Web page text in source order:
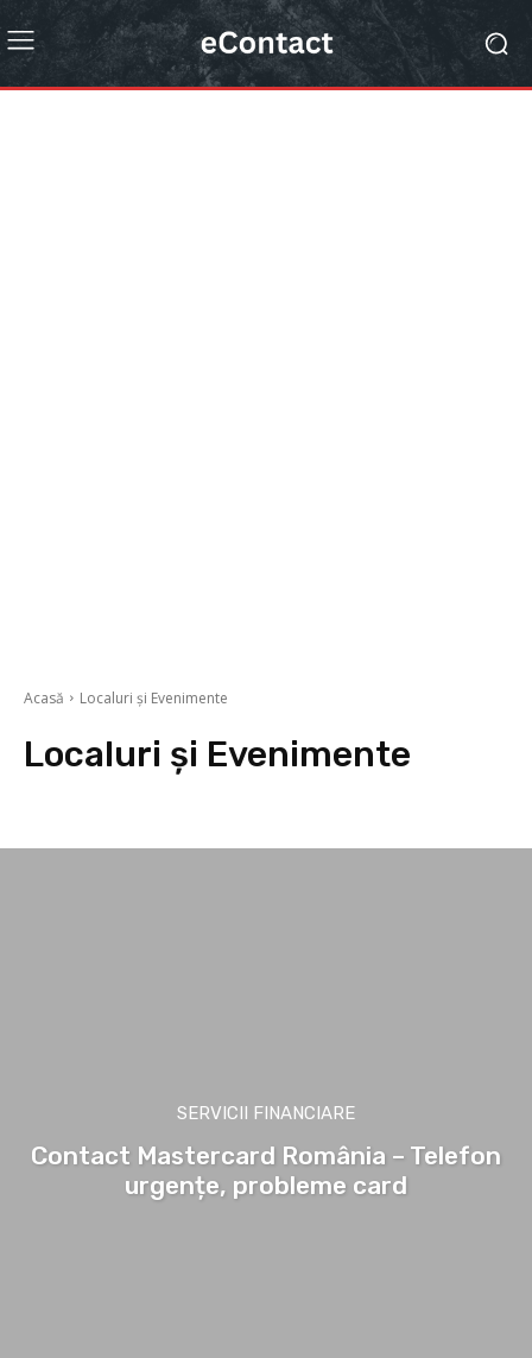
Acasă Localuri și Evenimente
Localuri și Evenimente
SERVICII FINANCIARE
Contact Mastercard România – Telefon
urgențe, probleme card